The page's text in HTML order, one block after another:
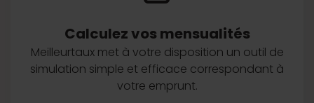
Calculez vos mensualités
Meilleurtaux met à votre disposition un outil de
simulation simple et efficace correspondant à
votre emprunt.